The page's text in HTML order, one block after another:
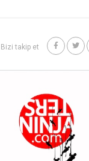
Bizi takip et